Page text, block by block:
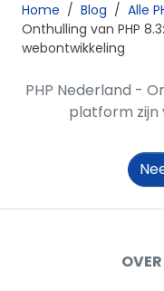
Home / Blog / Alle
Onthulling van PHP
webontwikkeling
PHP Nederland -
platform zijn